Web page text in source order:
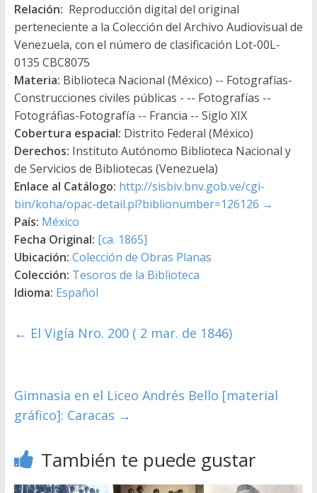
Relación: Reproducción digital del original
perteneciente a la Colección del Archivo Audiovisual de
Venezuela, con el número de clasificación Lot-00L-
0135 CBC8075
Materia: Biblioteca Nacional (México) -- Fotografías-
Construcciones civiles públicas - -- Fotografías --
Fotográfias-Fotografía -- Francia -- Siglo XIX
Cobertura espacial: Distrito Federal (México)
Derechos: Instituto Autónomo Biblioteca Nacional y
de Servicios de Bibliotecas (Venezuela)
Enlace al Catálogo: http://sisbiv.bnv.gob.ve/cgi-
bin/koha/opac-detail.pl?biblionumber=126126 →
País: México
Fecha Original: [ca. 1865]
Ubicación: Colección de Obras Planas
Colección: Tesoros de la Biblioteca
Idioma: Español
← El Vigía Nro. 200 ( 2 mar. de 1846)
Gimnasia en el Liceo Andrés Bello [material
gráfico]: Caracas →
También te puede gustar